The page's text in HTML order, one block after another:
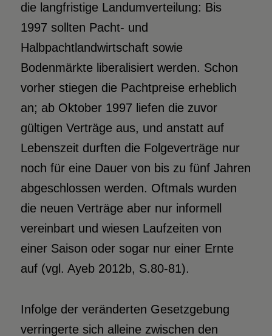
die langfristige Landumverteilung: Bis
1997 sollten Pacht- und
Halbpachtlandwirtschaft sowie
Bodenmärkte liberalisiert werden. Schon
vorher stiegen die Pachtpreise erheblich
an; ab Oktober 1997 liefen die zuvor
gültigen Verträge aus, und anstatt auf
Lebenszeit durften die Folgeverträge nur
noch für eine Dauer von bis zu fünf Jahren
abgeschlossen werden. Oftmals wurden
die neuen Verträge aber nur informell
vereinbart und wiesen Laufzeiten von
einer Saison oder sogar nur einer Ernte
auf (vgl. Ayeb 2012b, S.80-81).
Infolge der veränderten Gesetzgebung
verringerte sich alleine zwischen den